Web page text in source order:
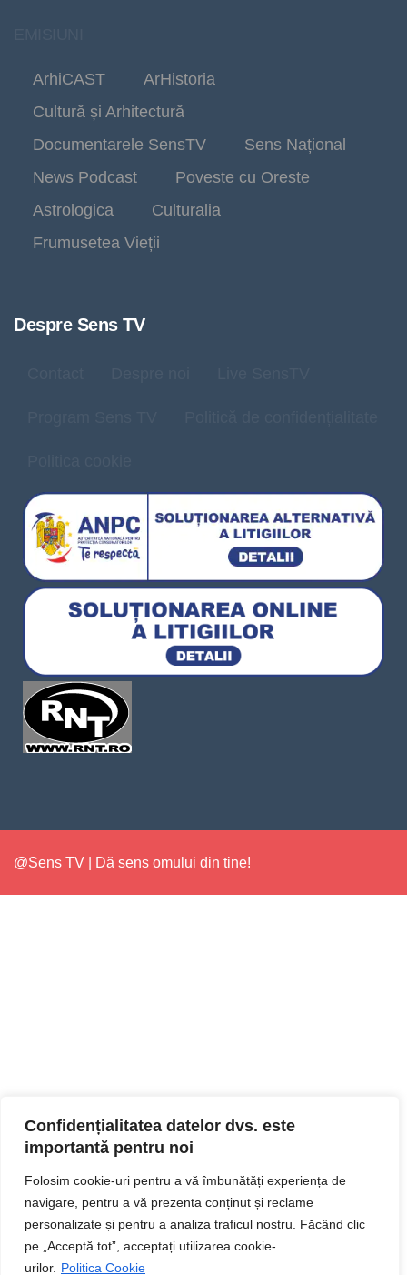
Confidențialitatea datelor dvs. este
importantă pentru noi
Folosim cookie-uri pentru a vă îmbunătăți experiența de
navigare, pentru a vă prezenta conținut și reclame
personalizate și pentru a analiza traficul nostru. Făcând clic
pe „Acceptă tot”, acceptați utilizarea cookie-
urilor. Politica Cookie
ArhiCAST
ArHistoria
Cultură și Arhitectură
Documentarele SensTV
Sens Național
News Podcast
Poveste cu Oreste
Astrologica
Culturalia
Frumusetea Vieții
Despre Sens TV
@Sens TV | Dă sens omului din tine!